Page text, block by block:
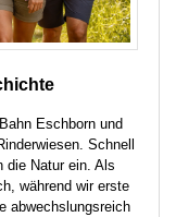
Eschborn und
Schnell
die Natur ein. Als
während wir erste
abwechslungsreich